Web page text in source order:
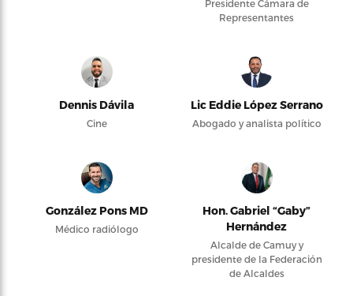
Presidente Cámara de
Representantes
Dennis Dávila
Cine
Lic Eddie López Serrano
Abogado y analista político
González Pons MD
Médico radiólogo
Hon. Gabriel “Gaby”
Hernández
Alcalde de Camuy y
presidente de la Federación
de Alcaldes